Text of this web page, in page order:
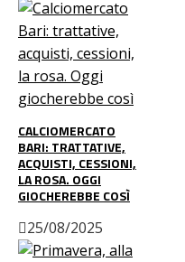
CALCIOMERCATO
BARI: TRATTATIVE,
ACQUISTI, CESSIONI,
LA ROSA. OGGI
GIOCHEREBBE COSÌ
25/08/2025